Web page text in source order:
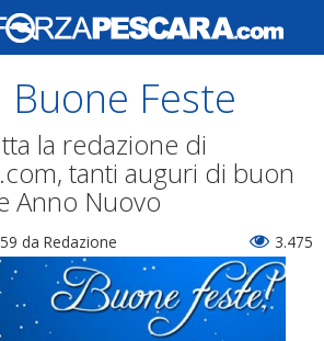
Feste
la redazione di
tanti auguri di buon
Anno Nuovo
da Redazione 3.475